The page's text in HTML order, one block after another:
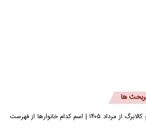
ها
آغاز قطع یارانه نقدی و کالابرگ از مرداد ۱۴۰۵ | اسم کدام خانوار‌ها از فهرست